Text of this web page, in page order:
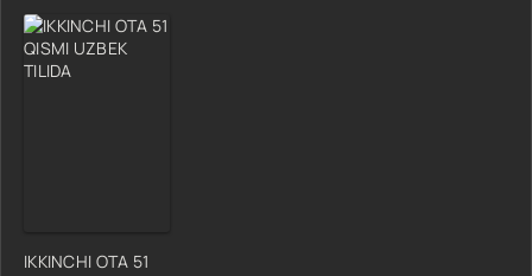
IKKINCHI OTA 51